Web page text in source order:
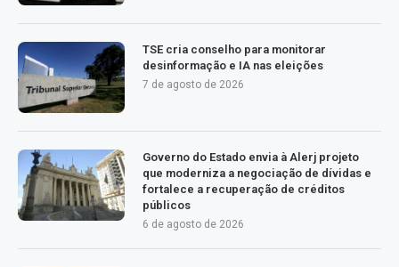
TSE cria conselho para monitorar
desinformação e IA nas eleições
7 de agosto de 2026
Governo do Estado envia à Alerj projeto
que moderniza a negociação de dívidas e
fortalece a recuperação de créditos
públicos
6 de agosto de 2026